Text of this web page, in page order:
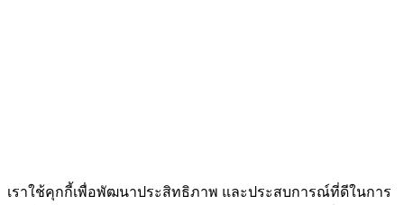
เราใช้คุกกี้เพื่อพัฒนาประสิทธิภาพ และประสบการณ์ที่ดีในการ